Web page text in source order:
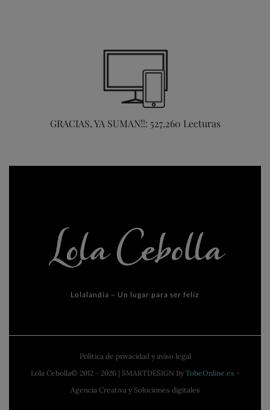
GRACIAS, YA SUMAN!!: 527,260 Lecturas
Lolalandia – Un lugar para ser feliz
Política de privacidad y aviso legal
Lola Cebolla© 2012 - 2026 | SMARTDESIGN By TobeOnline.es -
Agencia Creativa y Soluciones digitales